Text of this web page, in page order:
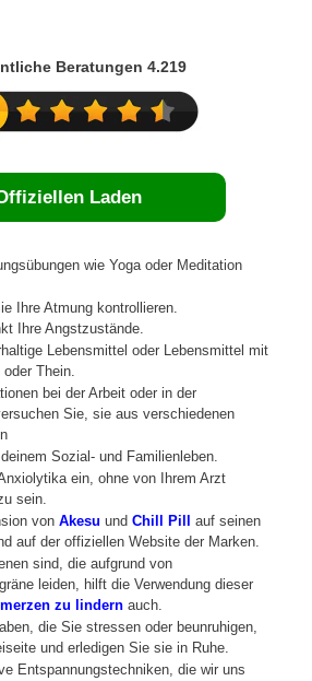
Beratungen 4.219
Laden
wie Yoga oder Meditation
Ihre Atmung kontrollieren.
Ihre Angstzustände.
Lebensmittel oder Lebensmittel mit
Thein.
bei der Arbeit oder in der
Sie, sie aus verschiedenen
Sozial- und Familienleben.
ein, ohne von Ihrem Arzt
sein.
von Akesu und Chill Pill
auf seinen
auf der offiziellen Website der Marken.
sind, die aufgrund von
leiden, hilft die Verwendung dieser
zu lindern auch.
die Sie stressen oder beunruhigen,
und erledigen Sie sie in Ruhe.
Entspannungstechniken, die wir uns